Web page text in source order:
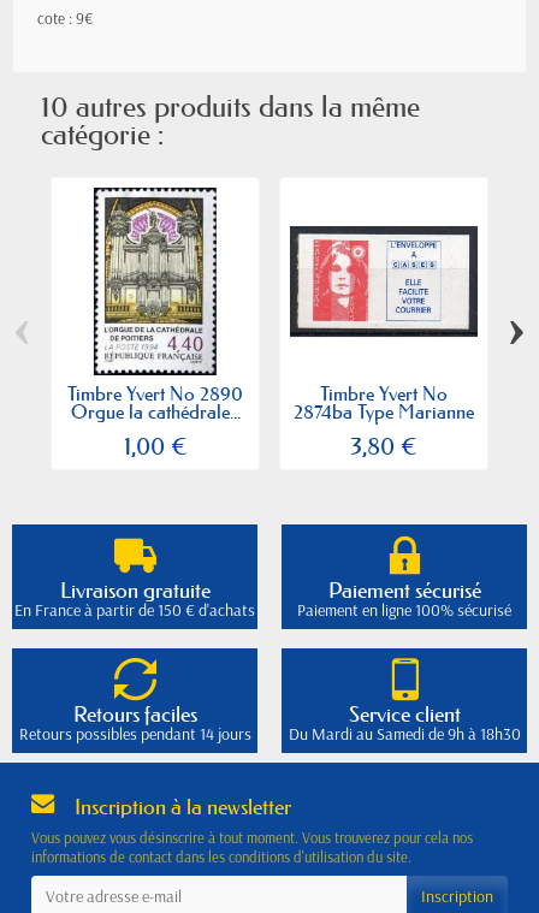
cote : 9€
10 autres produits dans la même
catégorie :
Timbre Yvert No 2890
Orgue la cathédrale...
1,00 €
Timbre Yvert No
2874ba Type Marianne
du...
3,80 €
‹ ›
Livraison gratuite
En France à partir de 150 € d'achats
Paiement sécurisé
Paiement en ligne 100% sécurisé
Retours faciles
Retours possibles pendant 14 jours
Service client
Du Mardi au Samedi de 9h à 18h30
Inscription à la newsletter
Vous pouvez vous désinscrire à tout moment. Vous trouverez pour cela nos
informations de contact dans les conditions d'utilisation du site.